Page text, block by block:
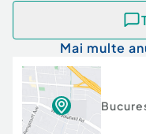
Mai multe